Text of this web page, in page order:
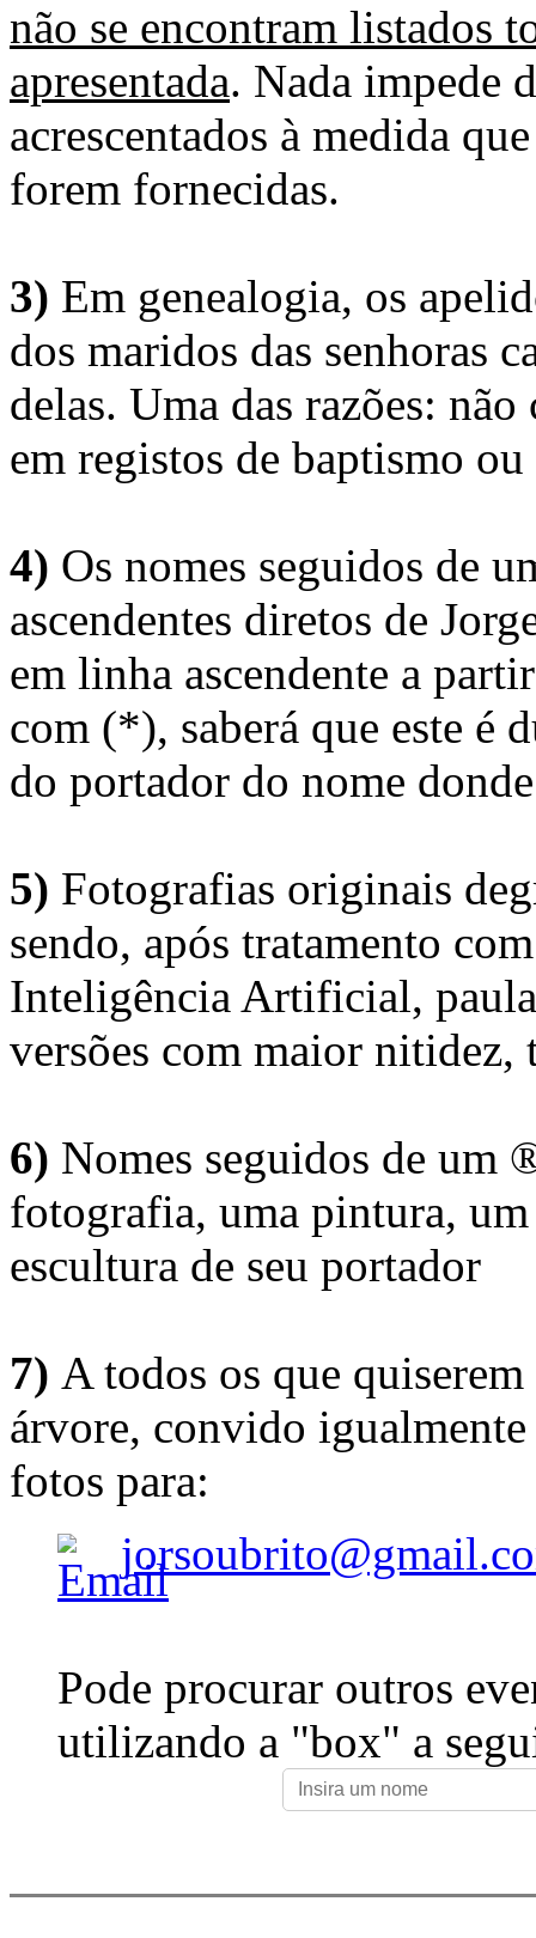
não se encontram listados
apresentada. Nada impede
acrescentados à medida
forem fornecidas.
3) Em genealogia, os
dos maridos das senhoras
delas. Uma das razões:
em registos de baptismo
4) Os nomes seguidos de
ascendentes diretos de
em linha ascendente a
com (*), saberá que este é
do portador do nome
5) Fotografias originais
sendo, após tratamento
Inteligência Artificial,
versões com maior nitidez,
6) Nomes seguidos de um
fotografia, uma pintura,
escultura de seu portador
7) A todos os que
árvore, convido
fotos para:
Pode procurar outros
utilizando a "box" a